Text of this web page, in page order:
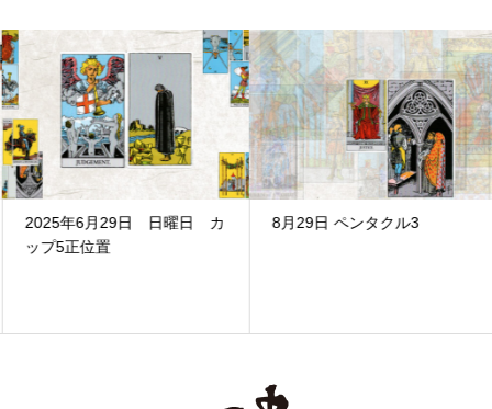
2025年6月29日 日曜日 カ
ップ5正位置
8月29日 ペンタクル3